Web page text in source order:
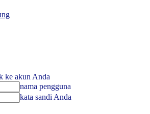
ke akun Anda
nama pengguna
kata sandi Anda